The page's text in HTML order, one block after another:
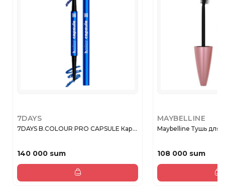
7DAYS
7DAYS B.COLOUR PRO CAPSULE Кар...
140 000 sum
MAYBELLINE
Maybelline Тушь для
108 000 sum